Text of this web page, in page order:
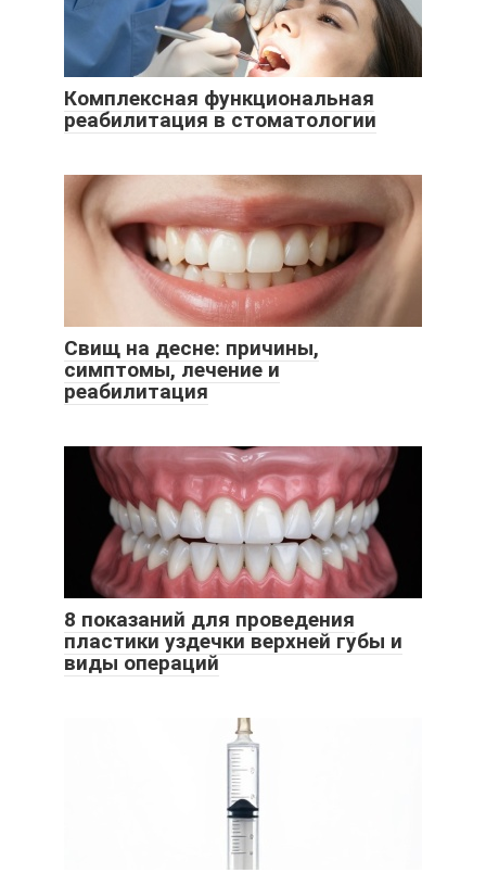
Комплексная функциональная
реабилитация в стоматологии
Свищ на десне: причины,
симптомы, лечение и
реабилитация
8 показаний для проведения
пластики уздечки верхней губы и
виды операций